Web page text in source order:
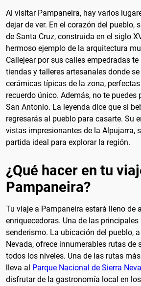
Al visitar Pampaneira, hay varios
dejar de ver. En el corazón del pueblo,
de Santa Cruz, construida en el siglo
hermoso ejemplo de la arquitectura
Callejear por sus calles empedradas
tiendas y talleres artesanales donde
cerámicas típicas de la zona,
recuerdo único. Además, no te puedes
San Antonio. La leyenda dice que si
regresarás al pueblo para casarte. Su
vistas impresionantes de la Alpujarra,
partida ideal para explorar la región.
¿Qué hacer en tu
Pampaneira?
Tu viaje a Pampaneira estará lleno de
enriquecedoras. Una de las principales
senderismo. La ubicación del pueblo,
Nevada, ofrece innumerables rutas de
todos los niveles. Una de las rutas
lleva al Parque Nacional de Sierra
disfrutar de la gastronomía local en